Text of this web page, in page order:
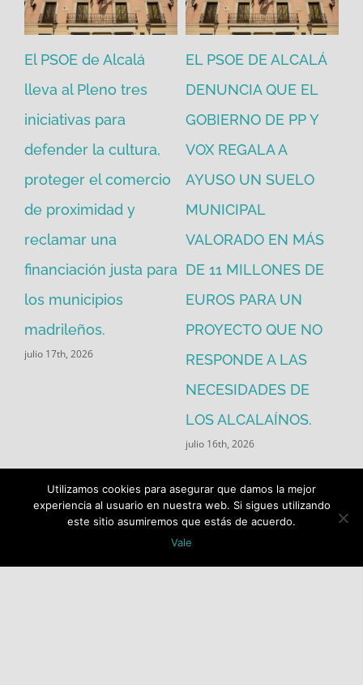
El PSOE de Alcalá
lleva al Pleno tres
iniciativas para
defender la cultura,
proteger el comercio
de proximidad y
reclamar una
financiación justa para
los municipios
madrileños.
julio 17th, 2026
EL PSOE DE ALCALÁ
DENUNCIA QUE EL
GOBIERNO DE PP Y
VOX REGALA A
AYUSO UN SUELO
MUNICIPAL
VALORADO EN MÁS
DE 11 MILLONES DE
EUROS PARA UN
PROYECTO QUE NO
RESPONDE A LAS
NECESIDADES DE
LOS ALCALAÍNOS.
julio 16th, 2026
Utilizamos cookies para asegurar que damos la mejor
experiencia al usuario en nuestra web. Si sigues utilizando
este sitio asumiremos que estás de acuerdo.
Vale